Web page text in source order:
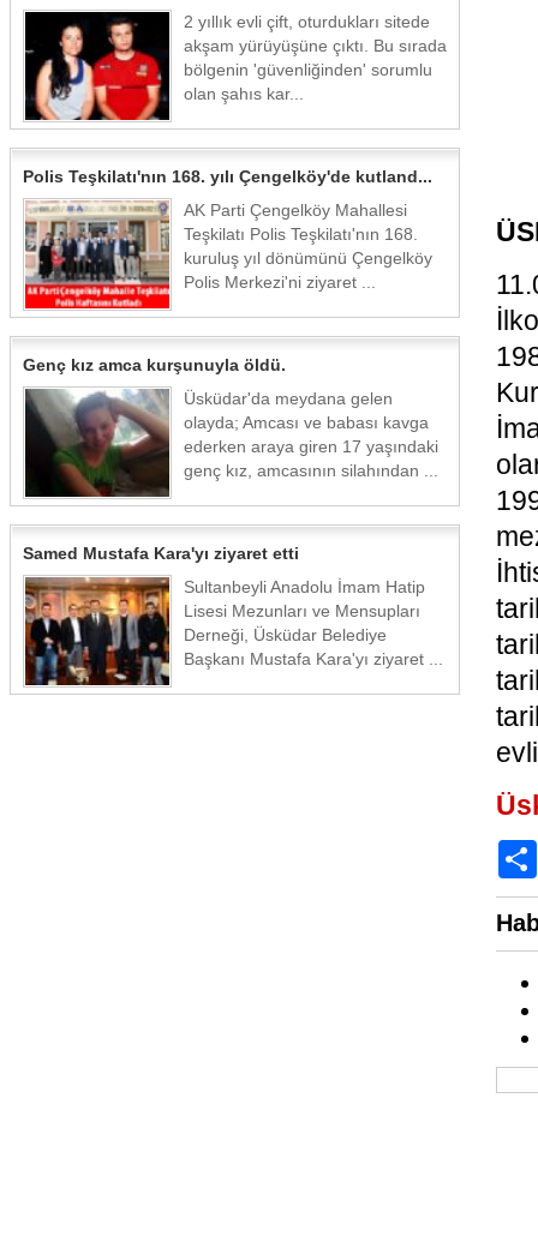
2 yıllık evli çift, oturdukları sitede
akşam yürüyüşüne çıktı. Bu sırada
bölgenin 'güvenliğinden' sorumlu
olan şahıs kar...
Polis Teşkilatı'nın 168. yılı Çengelköy'de kutland...
AK Parti Çengelköy Mahallesi
Teşkilatı Polis Teşkilatı'nın 168.
kuruluş yıl dönümünü Çengelköy
Polis Merkezi'ni ziyaret ...
Genç kız amca kurşunuyla öldü.
Üsküdar'da meydana gelen
olayda; Amcası ve babası kavga
ederken araya giren 17 yaşındaki
genç kız, amcasının silahından ...
Samed Mustafa Kara'yı ziyaret etti
Sultanbeyli Anadolu İmam Hatip
Lisesi Mezunları ve Mensupları
Derneği, Üsküdar Belediye
Başkanı Mustafa Kara'yı ziyaret ...